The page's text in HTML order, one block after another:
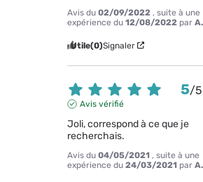
Avis du02/09/2022 , suite à une
expérience du12/08/2022 par
Utile(0)Signaler
5/5
Avis vérifié
Joli, correspond à ce que je
recherchais.
Avis du04/05/2021 , suite à une
expérience du24/03/2021 par